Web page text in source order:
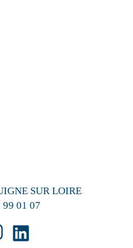
SUR LOIRE
99 01 07